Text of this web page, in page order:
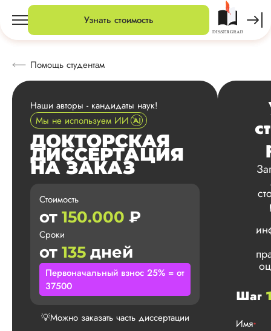
Узнать стоимость
Помощь студентам
Наши авторы - кандидаты наук!
Мы не используем ИИ
ДОКТОРСКАЯ
ДИССЕРТАЦИЯ
НА ЗАКАЗ
Стоимость
от 150.000 ₽
Сроки
от 135 дней
Первоначальный взнос 25% = от
37500
💡Можно заказать часть диссертации
Шаг
Имя*